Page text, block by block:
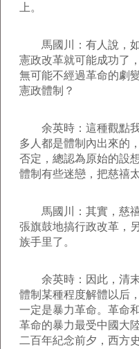
上。
馬國川：有人說，如
憲政改革就可能成功了
無可能不經過革命的劇
憲政體制？
余英時：這種觀點我
多人都是體制內出來的
否定，總認為原始的設
體制有些迷戀，把慈禧
馬國川：其實，慈禧
張旗鼓地搞行政改革，
族手里了。
余英時：因此，清末
體制某種程度解體以后
一定是暴力革命。革命
革命的暴力最受中國大
二百年紀念前夕，西方